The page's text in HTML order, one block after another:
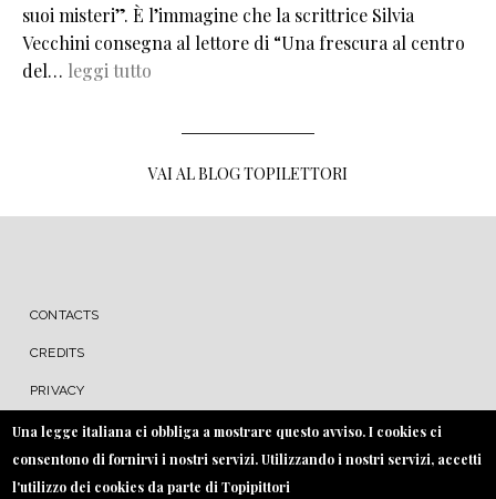
suoi misteri”. È l’immagine che la scrittrice Silvia
Vecchini consegna al lettore di “Una frescura al centro
del… leggi tutto
VAI AL BLOG TOPILETTORI
MENU FOOTER
CONTACTS
CREDITS
PRIVACY
COOKIE
Una legge italiana ci obbliga a mostrare questo avviso. I cookies ci
consentono di fornirvi i nostri servizi. Utilizzando i nostri servizi, accetti
l'utilizzo dei cookies da parte di Topipittori